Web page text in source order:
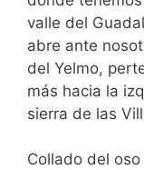
valle del
abre ante
del Yelmo,
más hacia la
sierra de las
Collado del oso